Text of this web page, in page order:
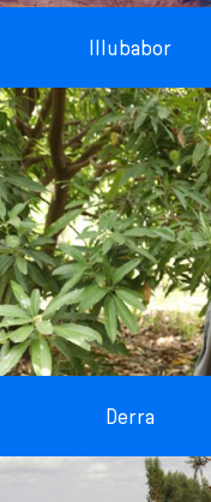
Illubabor
Derra